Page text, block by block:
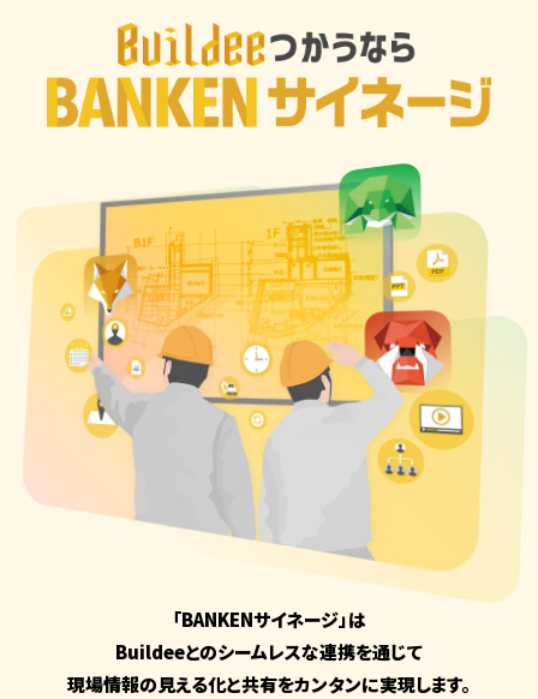
「BANKENサイネージ」は
Buildeeとのシームレスな連携を通じて
現場情報の見える化と共有をカンタンに実現します。